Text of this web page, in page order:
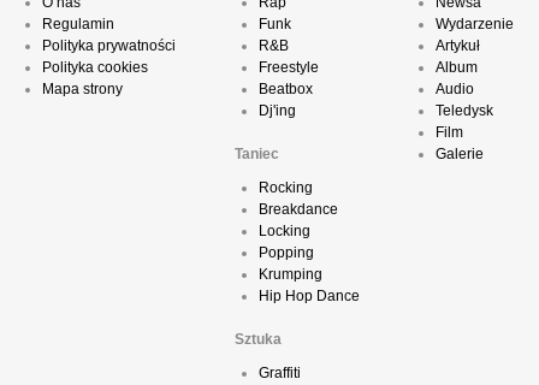
Regulamin
Polityka prywatności
Polityka cookies
Mapa strony
Funk
R&B
Freestyle
Beatbox
Dj'ing
Taniec
Rocking
Breakdance
Locking
Popping
Krumping
Hip Hop Dance
Sztuka
Graffiti
Wydarzenie
Artykuł
Album
Audio
Teledysk
Film
Galerie